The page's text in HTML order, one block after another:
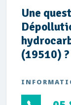
Une
(19510)